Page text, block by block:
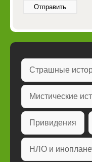
Отправить
Страшные
Мистические
Привидения
НЛО и